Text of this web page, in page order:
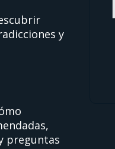
y
preguntas